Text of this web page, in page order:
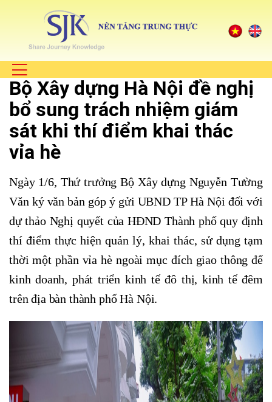
Bộ Xây dựng Hà Nội đề nghị
bổ sung trách nhiệm giám
sát khi thí điểm khai thác
vỉa hè
Ngày 1/6, Thứ trưởng Bộ Xây dựng Nguyễn Tường
Văn ký văn bản góp ý gửi UBND TP Hà Nội đối với
dự thảo Nghị quyết của HĐND Thành phố quy định
thí điểm thực hiện quản lý, khai thác, sử dụng tạm
thời một phần vỉa hè ngoài mục đích giao thông để
kinh doanh, phát triển kinh tế đô thị, kinh tế đêm
trên địa bàn thành phố Hà Nội.